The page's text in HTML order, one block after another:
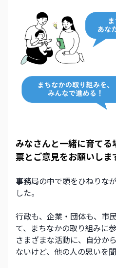
みなさんと一緒に育て
票とご意見をお願いしま
事務局の中で頭をひねりな
した。
行政も、企業・団体も、市
て、まちなかの取り組みに
さまざまな活動に、自分か
ないけど、他の人の思いを